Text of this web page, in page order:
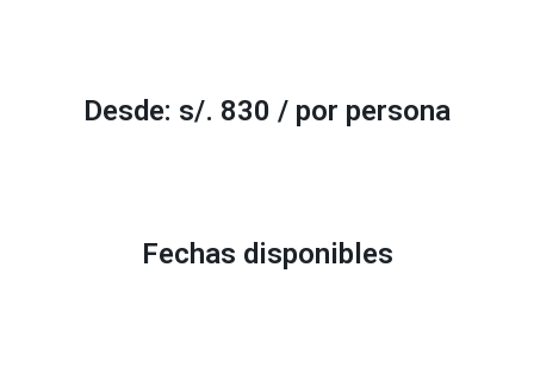
Desde: s/. 830 / por persona
Fechas disponibles